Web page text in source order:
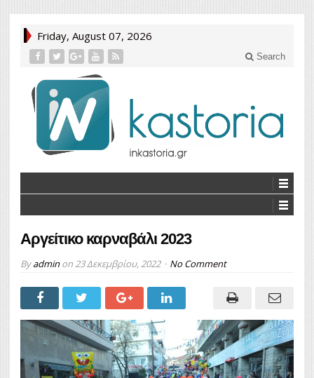
Friday, August 07, 2026
Search
Αργείτικο καρναβάλι 2023
Byadminon 23 Δεκεμβρίου, 2022 No Comment